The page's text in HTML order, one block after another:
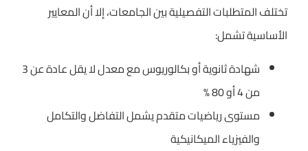
تختلف المتطلبات التفصيلية بين الجامعات، إلا أن المعايير
الأساسية تشمل:
شهادة ثانوية أو بكالوريوس مع معدل لا يقل عادة عن 3
من 4 أو 80 %
مستوى رياضيات متقدم يشمل التفاضل والتكامل
والفيزياء الميكانيكية